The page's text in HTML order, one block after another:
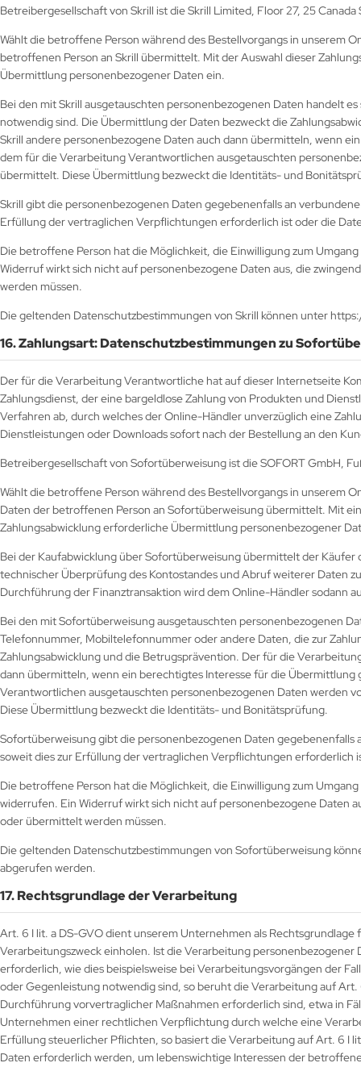
Betreibergesellschaft von Skrill ist die Skrill Limited, Floor 27, 25
Wählt die betroffene Person während des Bestellvorgangs in unserem
betroffenen Person an Skrill übermittelt. Mit der Auswahl dieser
Übermittlung personenbezogener Daten ein.
Bei den mit Skrill ausgetauschten personenbezogenen Daten handelt
notwendig sind. Die Übermittlung der Daten bezweckt die
Skrill andere personenbezogene Daten auch dann übermitteln, wenn
dem für die Verarbeitung Verantwortlichen ausgetauschten
übermittelt. Diese Übermittlung bezweckt die Identitäts- und
Skrill gibt die personenbezogenen Daten gegebenenfalls an
Erfüllung der vertraglichen Verpflichtungen erforderlich ist oder die
Die betroffene Person hat die Möglichkeit, die Einwilligung zum
Widerruf wirkt sich nicht auf personenbezogene Daten aus, die
werden müssen.
Die geltenden Datenschutzbestimmungen von Skrill können unter
16. Zahlungsart: Datenschutzbestimmungen zu
Der für die Verarbeitung Verantwortliche hat auf dieser Internetseite
Zahlungsdienst, der eine bargeldlose Zahlung von Produkten und
Verfahren ab, durch welches der Online-Händler unverzüglich eine
Dienstleistungen oder Downloads sofort nach der Bestellung an den
Betreibergesellschaft von Sofortüberweisung ist die SOFORT GmbH,
Wählt die betroffene Person während des Bestellvorgangs in unserem
Daten der betroffenen Person an Sofortüberweisung übermittelt. Mit
Zahlungsabwicklung erforderliche Übermittlung personenbezogener
Bei der Kaufabwicklung über Sofortüberweisung übermittelt der
technischer Überprüfung des Kontostandes und Abruf weiterer Daten
Durchführung der Finanztransaktion wird dem Online-Händler sodann
Bei den mit Sofortüberweisung ausgetauschten personenbezogenen
Telefonnummer, Mobiltelefonnummer oder andere Daten, die zur
Zahlungsabwicklung und die Betrugsprävention. Der für die
dann übermitteln, wenn ein berechtigtes Interesse für die
Verantwortlichen ausgetauschten personenbezogenen Daten werden
Diese Übermittlung bezweckt die Identitäts- und Bonitätsprüfung.
Sofortüberweisung gibt die personenbezogenen Daten
soweit dies zur Erfüllung der vertraglichen Verpflichtungen
Die betroffene Person hat die Möglichkeit, die Einwilligung zum
widerrufen. Ein Widerruf wirkt sich nicht auf personenbezogene Daten
oder übermittelt werden müssen.
Die geltenden Datenschutzbestimmungen von Sofortüberweisung
abgerufen werden.
17. Rechtsgrundlage der Verarbeitung
Art. 6 I lit. a DS-GVO dient unserem Unternehmen als
Verarbeitungszweck einholen. Ist die Verarbeitung
erforderlich, wie dies beispielsweise bei Verarbeitungsvorgängen der
oder Gegenleistung notwendig sind, so beruht die Verarbeitung auf
Durchführung vorvertraglicher Maßnahmen erforderlich sind, etwa in
Unternehmen einer rechtlichen Verpflichtung durch welche eine
Erfüllung steuerlicher Pflichten, so basiert die Verarbeitung auf Art. 6 I
Daten erforderlich werden, um lebenswichtige Interessen der